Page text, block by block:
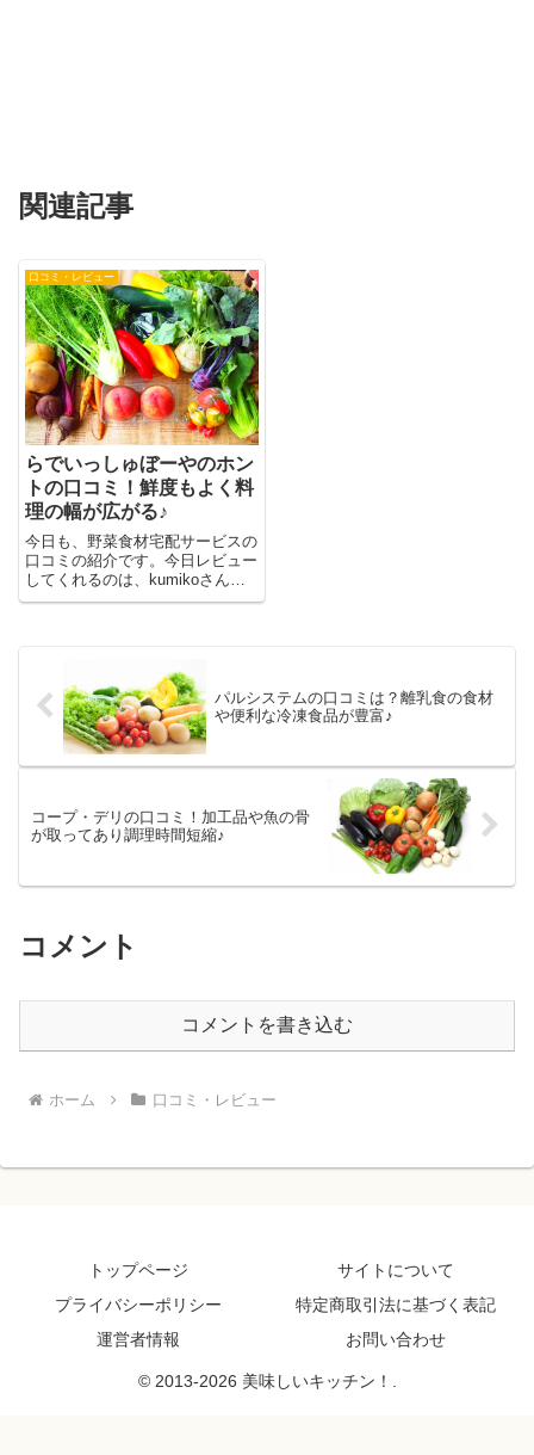
関連記事
口コミ・レビュー
らでいっしゅぼーやのホン
トの口コミ！鮮度もよく料
理の幅が広がる♪
今日も、野菜食材宅配サービスの
口コミの紹介です。今日レビュー
してくれるのは、kumikoさん
（仮名）で、有機野菜、低農薬野
ぃっしゅぽーやを利用す...
パルシステムの口コミは？離乳食の食材
や便利な冷凍食品が豊富♪
コープ・デリの口コミ！加工品や魚の骨
が取ってあり調理時間短縮♪
コメント
コメントを書き込む
ホーム 口コミ・レビュー
トップページ
サイトについて
プライバシーポリシー
特定商取引法に基づく表記
運営者情報
お問い合わせ
© 2013-2026 美味しいキッチン！.